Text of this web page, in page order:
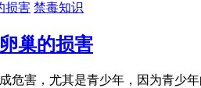
禁毒知识
巢的损害
危害，尤其是青少年，因为青少